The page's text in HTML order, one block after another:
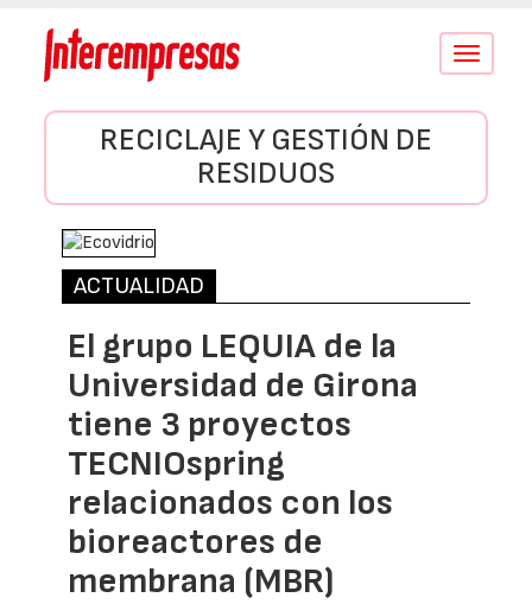
Conmutar
RECICLAJE Y GESTIÓN DE
RESIDUOS
ACTUALIDAD
El grupo LEQUIA de la
Universidad de Girona
tiene 3 proyectos
TECNIOspring
relacionados con los
bioreactores de
membrana (MBR)